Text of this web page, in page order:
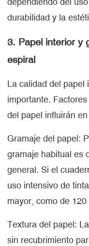
durabilidad y la
3. Papel interior y
espiral
La calidad del papel
importante.
del papel influirán
Gramaje del papel:
gramaje habitual es
general. Si el
uso intensivo de
mayor, como de 120
Textura del papel:
sin recubrimiento